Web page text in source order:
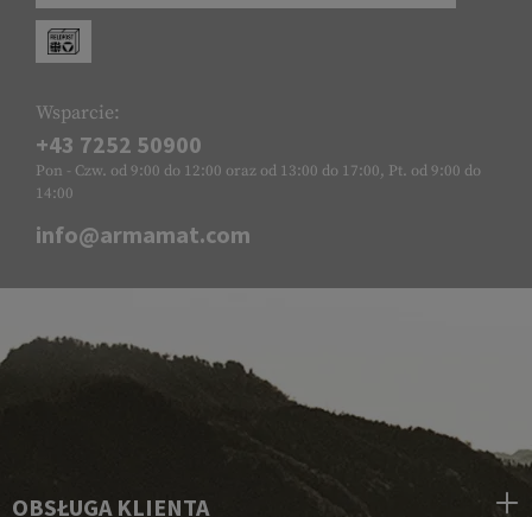
Wsparcie:
+43 7252 50900
Pon - Czw. od 9:00 do 12:00 oraz od 13:00 do 17:00, Pt. od 9:00 do
14:00
info@armamat.com
OBSŁUGA KLIENTA